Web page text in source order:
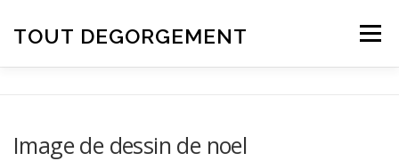
TOUT DEGORGEMENT Menu
Image de dessin de noel